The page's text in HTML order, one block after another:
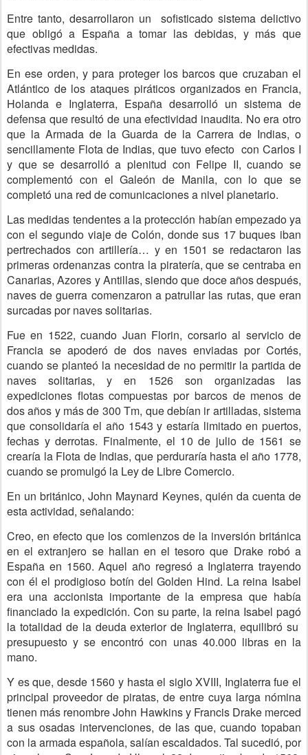
Entre tanto, desarrollaron un sofisticado sistema delictivo
que obligó a España a tomar las debidas, y más que
efectivas medidas.
En ese orden, y para proteger los barcos que cruzaban el
Atlántico de los ataques piráticos organizados en Francia,
Holanda e Inglaterra, España desarrolló un sistema de
defensa que resultó de una efectividad inaudita. No era otro
que la Armada de la Guarda de la Carrera de Indias, o
sencillamente Flota de Indias, que tuvo efecto con Carlos I
y que se desarrolló a plenitud con Felipe II, cuando se
complementó con el Galeón de Manila, con lo que se
completó una red de comunicaciones a nivel planetario.
Las medidas tendentes a la protección habían empezado ya
con el segundo viaje de Colón, donde sus 17 buques iban
pertrechados con artillería… y en 1501 se redactaron las
primeras ordenanzas contra la piratería, que se centraba en
Canarias, Azores y Antillas, siendo que doce años después,
naves de guerra comenzaron a patrullar las rutas, que eran
surcadas por naves solitarias.
Fue en 1522, cuando Juan Florin, corsario al servicio de
Francia se apoderó de dos naves enviadas por Cortés,
cuando se planteó la necesidad de no permitir la partida de
naves solitarias, y en 1526 son organizadas las
expediciones flotas compuestas por barcos de menos de
dos años y más de 300 Tm, que debían ir artilladas, sistema
que consolidaría el año 1543 y estaría limitado en puertos,
fechas y derrotas. Finalmente, el 10 de julio de 1561 se
crearía la Flota de Indias, que perduraría hasta el año 1778,
cuando se promulgó la Ley de Libre Comercio.
En un británico, John Maynard Keynes, quién da cuenta de
esta actividad, señalando:
Creo, en efecto que los comienzos de la inversión británica
en el extranjero se hallan en el tesoro que Drake robó a
España en 1560. Aquel año regresó a Inglaterra trayendo
con él el prodigioso botín del Golden Hind. La reina Isabel
era una accionista importante de la empresa que había
financiado la expedición. Con su parte, la reina Isabel pagó
la totalidad de la deuda exterior de Inglaterra, equilibró su
presupuesto y se encontró con unas 40.000 libras en la
mano.
Y es que, desde 1560 y hasta el siglo XVIII, Inglaterra fue el
principal proveedor de piratas, de entre cuya larga nómina
tienen más renombre John Hawkins y Francis Drake merced
a sus osadas intervenciones, de las que, cuando topaban
con la armada española, salían escaldados. Tal sucedió, por